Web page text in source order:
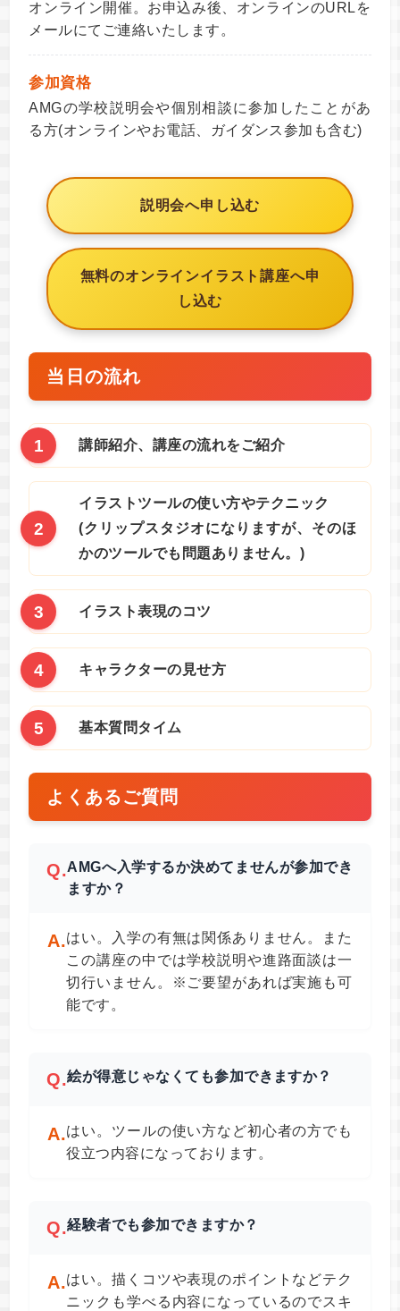
オンライン開催。お申込み後、オンラインのURLを
メールにてご連絡いたします。
参加資格
AMGの学校説明会や個別相談に参加したことがあ
る方(オンラインやお電話、ガイダンス参加も含む)
説明会へ申し込む
無料のオンラインイラスト講座へ申
し込む
当日の流れ
講師紹介、講座の流れをご紹介
イラストツールの使い方やテクニック
(クリップスタジオになりますが、そのほ
かのツールでも問題ありません。)
イラスト表現のコツ
キャラクターの見せ方
基本質問タイム
よくあるご質問
Q.AMGへ入学するか決めてませんが参加でき
ますか？
A.はい。入学の有無は関係ありません。また
この講座の中では学校説明や進路面談は一
切行いません。※ご要望があれば実施も可
能です。
Q.絵が得意じゃなくても参加できますか？
A.はい。ツールの使い方など初心者の方でも
役立つ内容になっております。
Q.経験者でも参加できますか？
A.はい。描くコツや表現のポイントなどテク
ニックも学べる内容になっているのでスキ